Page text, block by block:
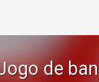
de